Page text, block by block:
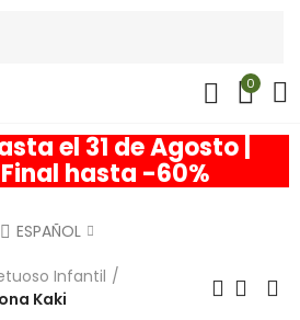
0
el 31 de Agosto |
hasta -60%
ESPAÑOL
Infantil
Kaki